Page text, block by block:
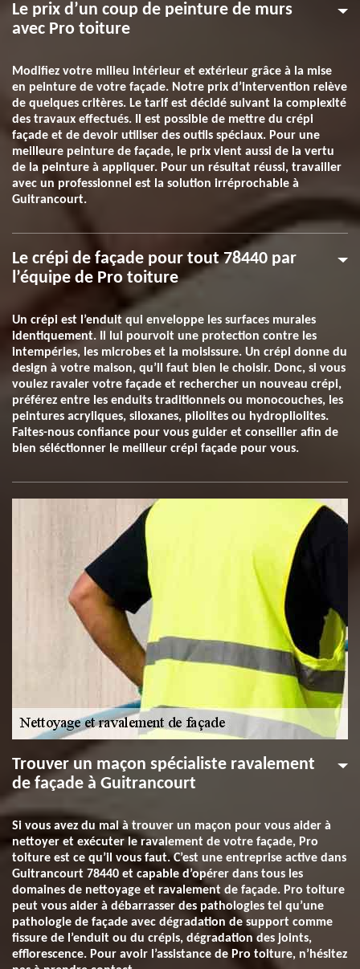
Le prix d’un coup de peinture de murs
avec Pro toiture
Modifiez votre milieu intérieur et extérieur grâce à la mise
en peinture de votre façade. Notre prix d’intervention relève
de quelques critères. Le tarif est décidé suivant la complexité
des travaux effectués. Il est possible de mettre du crépi
façade et de devoir utiliser des outils spéciaux. Pour une
meilleure peinture de façade, le prix vient aussi de la vertu
de la peinture à appliquer. Pour un résultat réussi, travailler
avec un professionnel est la solution irréprochable à
Guitrancourt.
Le crépi de façade pour tout 78440 par
l’équipe de Pro toiture
Un crépi est l’enduit qui enveloppe les surfaces murales
identiquement. Il lui pourvoit une protection contre les
intempéries, les microbes et la moisissure. Un crépi donne du
design à votre maison, qu’il faut bien le choisir. Donc, si vous
voulez ravaler votre façade et rechercher un nouveau crépi,
préférez entre les enduits traditionnels ou monocouches, les
peintures acryliques, siloxanes, pliolites ou hydropliolites.
Faites-nous confiance pour vous guider et conseiller afin de
bien séléctionner le meilleur crépi façade pour vous.
Trouver un maçon spécialiste ravalement
de façade à Guitrancourt
Si vous avez du mal à trouver un maçon pour vous aider à
nettoyer et exécuter le ravalement de votre façade, Pro
toiture est ce qu’il vous faut. C’est une entreprise active dans
Guitrancourt 78440 et capable d’opérer dans tous les
domaines de nettoyage et ravalement de façade. Pro toiture
peut vous aider à débarrasser des pathologies tel qu’une
pathologie de façade avec dégradation de support comme
fissure de l’enduit ou du crépis, dégradation des joints,
efflorescence. Pour avoir l’assistance de Pro toiture, n’hésitez